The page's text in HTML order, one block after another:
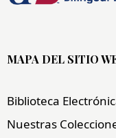
MAPA DEL SITIO
Biblioteca
Nuestras